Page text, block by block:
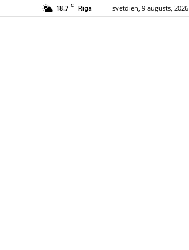
18.7 C Rīga svētdien, 9 augusts, 2026